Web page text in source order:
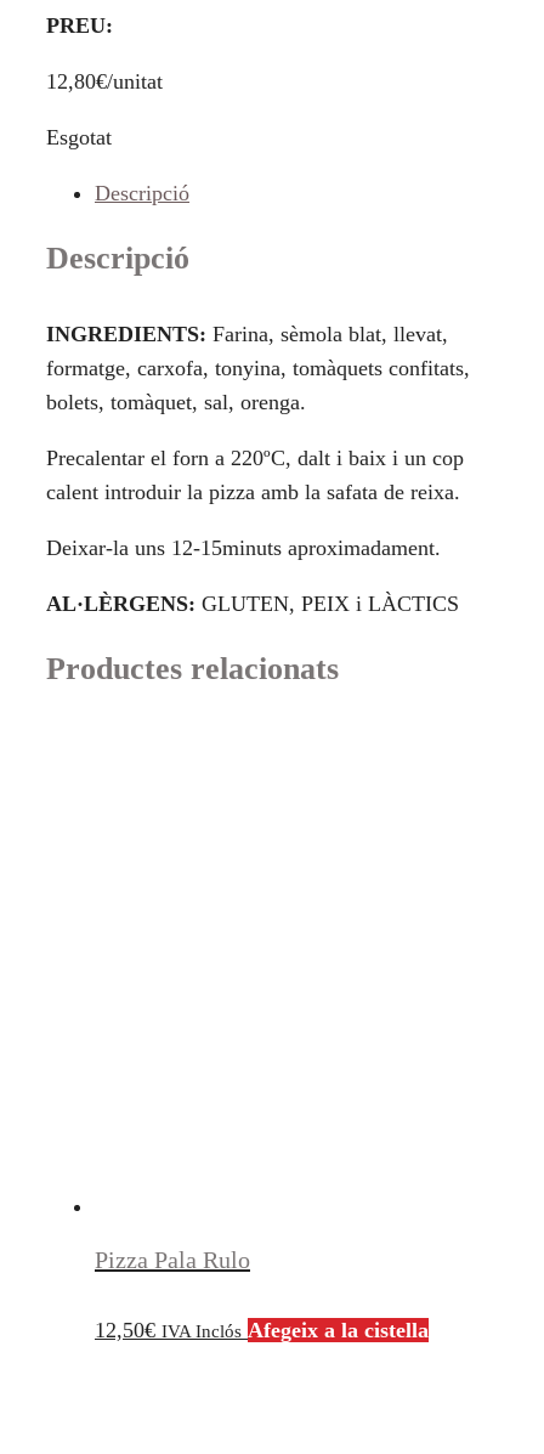
PREU:
12,80€/unitat
Esgotat
Descripció
Descripció
INGREDIENTS: Farina, sèmola blat, llevat,
formatge, carxofa, tonyina, tomàquets confitats,
bolets, tomàquet, sal, orenga.
Precalentar el forn a 220ºC, dalt i baix i un cop
calent introduir la pizza amb la safata de reixa.
Deixar-la uns 12-15minuts aproximadament.
AL·LÈRGENS: GLUTEN, PEIX i LÀCTICS
Productes relacionats
Pizza Pala Rulo
12,50€ IVA Inclós Afegeix a la cistella